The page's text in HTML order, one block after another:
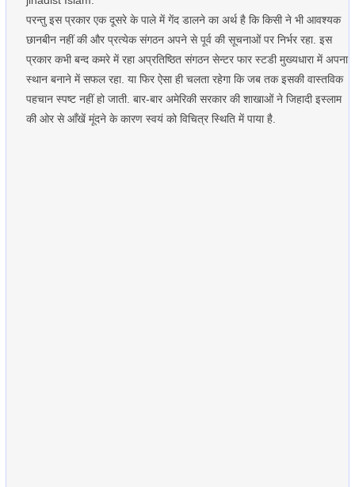
परन्तु इस प्रकार एक दूसरे के पाले में गेंद डालने का अर्थ है कि किसी ने भी आवश्यक
छानबीन नहीं की और प्रत्येक संगठन अपने से पूर्व की सूचनाओं पर निर्भर रहा. इस
प्रकार कभी बन्द कमरे में रहा अप्रतिष्ठित संगठन सेन्टर फार स्टडी मुख्यधारा में अपना
स्थान बनाने में सफल रहा. या फिर ऐसा ही चलता रहेगा कि जब तक इसकी वास्तविक
पहचान स्पष्ट नहीं हो जाती. बार-बार अमेरिकी सरकार की शाखाओं ने जिहादी इस्लाम
की ओर से आँखें मूंदने के कारण स्वयं को विचित्र स्थिति में पाया है.